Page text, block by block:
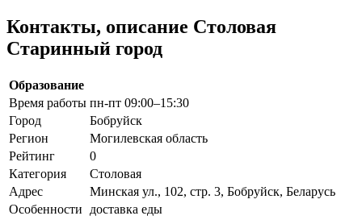
Контакты, описание Столовая
Старинный город
Образование
Время работы пн-пт 09:00–15:30
Город
Бобруйск
Регион
Могилевская область
Рейтинг
0
Категория
Столовая
Адрес
Минская ул., 102, стр. 3, Бобруйск, Беларусь
Особенности
доставка еды